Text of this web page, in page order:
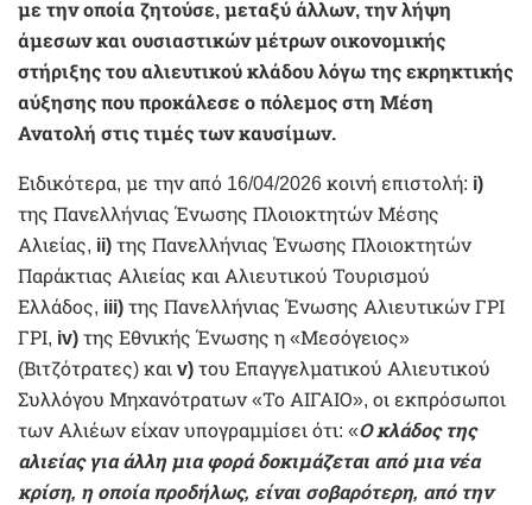
με την οποία ζητούσε, μεταξύ άλλων, την λήψη
άμεσων και ουσιαστικών μέτρων οικονομικής
στήριξης του αλιευτικού κλάδου λόγω της εκρηκτικής
αύξησης που προκάλεσε ο πόλεμος στη Μέση
Ανατολή στις τιμές των καυσίμων.
Ειδικότερα, με την από 16/04/2026 κοινή επιστολή: i)
της Πανελλήνιας Ένωσης Πλοιοκτητών Μέσης
Αλιείας, ii) της Πανελλήνιας Ένωσης Πλοιοκτητών
Παράκτιας Αλιείας και Αλιευτικού Τουρισμού
Ελλάδος, iii) της Πανελλήνιας Ένωσης Αλιευτικών ΓΡΙ
ΓΡΙ, iv) της Εθνικής Ένωσης η «Μεσόγειος»
(Βιτζότρατες) και v) του Επαγγελματικού Αλιευτικού
Συλλόγου Μηχανότρατων «Το ΑΙΓΑΙΟ», οι εκπρόσωποι
των Αλιέων είχαν υπογραμμίσει ότι: «Ο κλάδος της
αλιείας για άλλη μια φορά δοκιμάζεται από μια νέα
κρίση, η οποία προδήλως, είναι σοβαρότερη, από την